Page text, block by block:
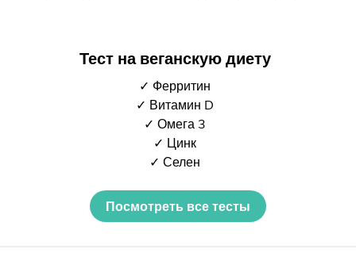
Тест на веганскую диету
✓ Ферритин
✓ Витамин D
✓ Омега 3
✓ Цинк
✓ Селен
Посмотреть все тесты